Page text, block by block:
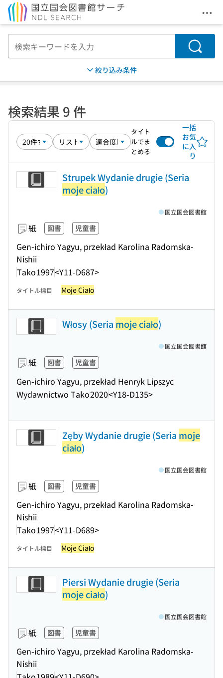
メ
検索
絞り込み条件
検索結果 9 件
タイト
ルでま
とめる
一括
お気
に入
り
Strupek Wydanie drugie (Seria
moje ciało)
紙 図書 児童書
Gen-ichiro Yagyu, przekład Karolina Radomska-
Nishii
Tako1997<Y11-D687>
国立国会図書館
タイトル標目 Moje Ciało
Włosy (Seria moje ciało)
紙 図書 児童書
Gen-ichiro Yagyu, przekład Henryk Lipszyc
Wydawnictwo Tako2020<Y18-D135>
国立国会図書館
Zęby Wydanie drugie (Seria moje
ciało)
紙 図書 児童書
Gen-ichiro Yagyu, przekład Karolina Radomska-
Nishii
Tako1997<Y11-D689>
国立国会図書館
タイトル標目 Moje Ciało
Piersi Wydanie drugie (Seria
moje ciało)
紙 図書 児童書
Gen-ichiro Yagyu, przekład Karolina Radomska-
Nishii
国立国会図書館